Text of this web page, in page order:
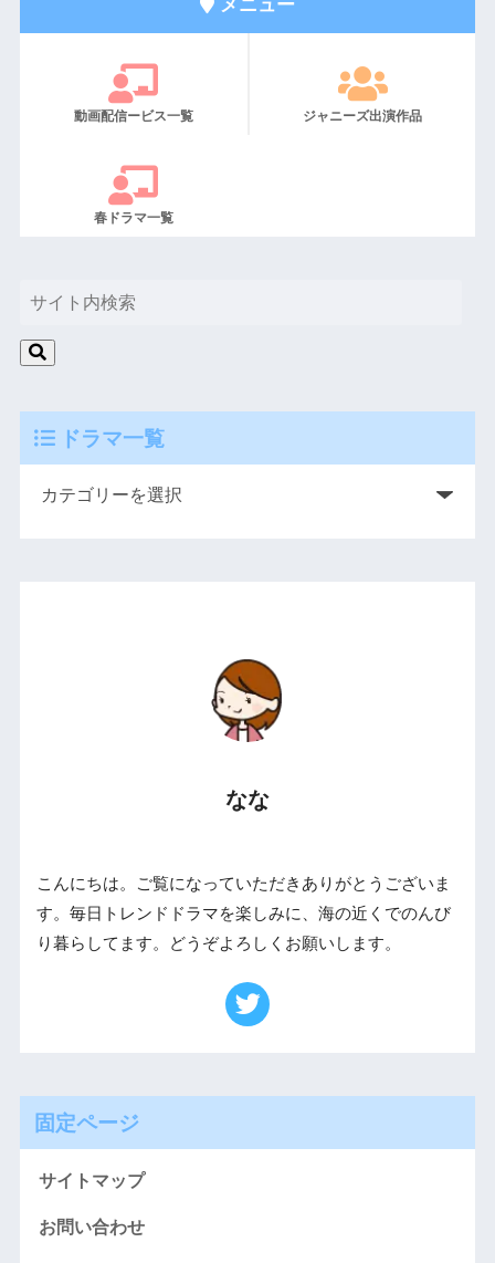
メニュー
動画配信ービス一覧 ジャニーズ出演作品
春ドラマ一覧
ドラマ一覧
なな
こんにちは。ご覧になっていただきありがとうございま
す。毎日トレンドドラマを楽しみに、海の近くでのんび
り暮らしてます。どうぞよろしくお願いします。
固定ページ
サイトマップ
お問い合わせ